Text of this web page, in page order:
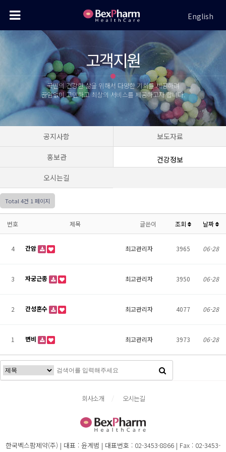
English
고객지원
국민의 건강한 삶을 위해서 다양한 기회를 제공하려
끊임없이 고민하고 최상의 서비스를 제공하고자 합니다.
공지사항 보도자료
홍보관
건강정보
오시는길
Total 4건 1 페이지
번호 제목 글쓴이 조회 날짜
4 간암 최고관리자 3965 06-28
3 자궁근종 최고관리자 3950 06-28
2 간성혼수 최고관리자 4077 06-28
1 변비 최고관리자 3973 06-28
회사소개 오시는길
한국벡스팜제약(주) | 대표 : 윤계범 | 대표번호 : 02-3453-8866 | Fax : 02-3453-